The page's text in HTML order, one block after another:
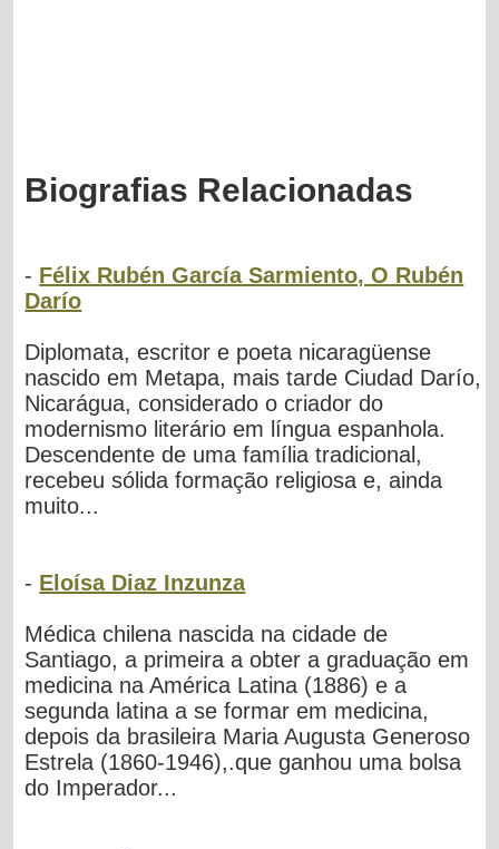
Biografias Relacionadas
- Félix Rubén García Sarmiento, O Rubén
Darío
Diplomata, escritor e poeta nicaragüense
nascido em Metapa, mais tarde Ciudad Darío,
Nicarágua, considerado o criador do
modernismo literário em língua espanhola.
Descendente de uma família tradicional,
recebeu sólida formação religiosa e, ainda
muito...
- Eloísa Diaz Inzunza
Médica chilena nascida na cidade de
Santiago, a primeira a obter a graduação em
medicina na América Latina (1886) e a
segunda latina a se formar em medicina,
depois da brasileira Maria Augusta Generoso
Estrela (1860-1946),.que ganhou uma bolsa
do Imperador...